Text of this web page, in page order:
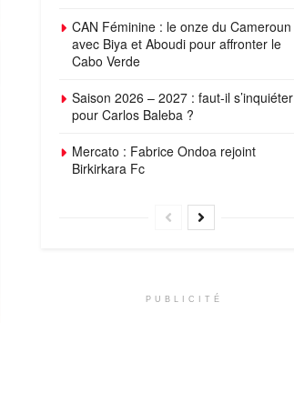
CAN Féminine : le onze du Cameroun
avec Biya et Aboudi pour affronter le
Cabo Verde
Saison 2026 – 2027 : faut-il s’inquiéter
pour Carlos Baleba ?
Mercato : Fabrice Ondoa rejoint
Birkirkara Fc
PUBLICITÉ